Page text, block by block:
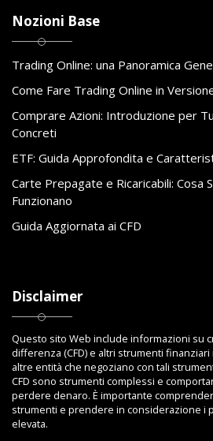
Nozioni Base
Trading Online: una Panoramica
Come Fare Trading Online in
Comprare Azioni: Introduzione per
Concreti
ETF: Guida Approfondita e
Carte Prepagate e Ricaricabili: Cosa
Funzionano
Guida Aggiornata ai CFD
Disclaimer
Questo sito Web include informazioni su
differenza (CFD) e altri strumenti
altre entità che negoziano con tali
CFD sono strumenti complessi e
perdere denaro. È importante
strumenti e prendere in considerazione i
elevata.